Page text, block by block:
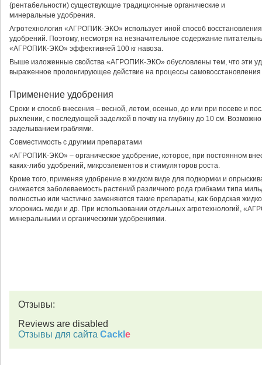
(рентабельности) существующие традиционные органические и
минеральные удобрения.
Агротехнология «АГРОПИК-ЭКО» использует иной способ
удобрений. Поэтому, несмотря на незначительное содержание
«АГРОПИК-ЭКО» эффективней 100 кг навоза.
Выше изложенные свойства «АГРОПИК-ЭКО» обусловлены тем, что эти
выраженное пролонгирующее действие на процессы самовосстановления
Применение удобрения
Сроки и способ внесения – весной, летом, осенью, до или при посеве и
рыхлении, с последующей заделкой в почву на глубину до 10 см.
заделыванием граблями.
Совместимость с другими препаратами
«АГРОПИК-ЭКО» – органическое удобрение, которое, при постоянном
каких-либо удобрений, микроэлементов и стимуляторов роста.
Кроме того, применяя удобрение в жидком виде для подкормки и
снижается заболеваемость растений различного рода грибками типа
полностью или частично заменяются такие препараты, как бордская
хлорокись меди и др. При использовании отдельных агротехнологий,
минеральными и органическими удобрениями.
Отзывы:
Reviews are disabled
Отзывы для сайта Cackl e